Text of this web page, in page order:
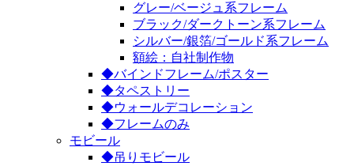
グレー/ベージュ系フレーム
ブラック/ダークトーン系フレーム
シルバー/銀箔/ゴールド系フレーム
額絵：自社制作物
◆バインドフレーム/ポスター
◆タペストリー
◆ウォールデコレーション
◆フレームのみ
モビール
◆吊りモビール